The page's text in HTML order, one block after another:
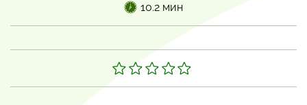
10.2 мин